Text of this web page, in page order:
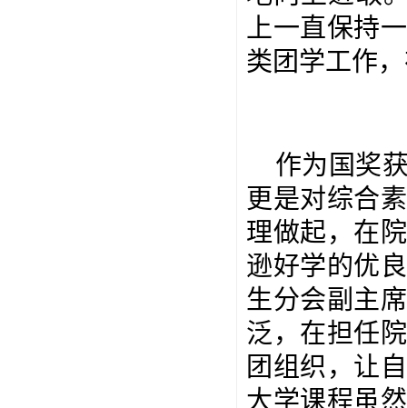
上一直保持
类团学工作
作为国奖
更是对综合
理做起，在
逊好学的优
生分会副主
泛，在担任
团组织，让
大学课程虽